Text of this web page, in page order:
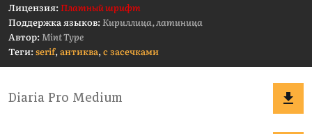
Лицензия:Платный шрифт
Поддержка языков:Кириллица, латиница
Автор:Mint Type
Теги:serif,антиква,с засечками